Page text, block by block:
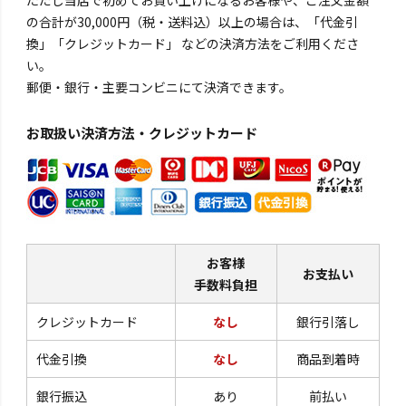
の合計が30,000円（税・送料込）以上の場合は、「代金引
換」「クレジットカード」 などの決済方法をご利用くださ
い。
郵便・銀行・主要コンビニにて決済できます。
お取扱い決済方法・クレジットカード
お客様
手数料負担
お支払い
クレジットカード なし 銀行引落し
代金引換 なし 商品到着時
銀行振込 あり 前払い